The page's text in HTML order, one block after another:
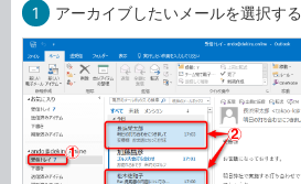
1 アーカイブしたいメールを選択する